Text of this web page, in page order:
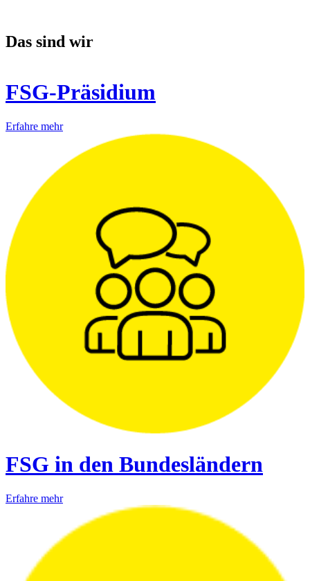
Das sind wir
FSG-Präsidium
Erfahre mehr
FSG in den Bundesländern
Erfahre mehr